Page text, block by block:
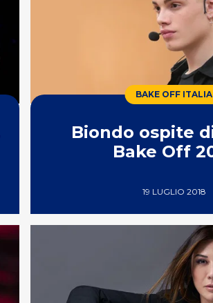
BAKE OFF ITALIA
Biondo ospite
Bake Off
19 LUGLIO 2018